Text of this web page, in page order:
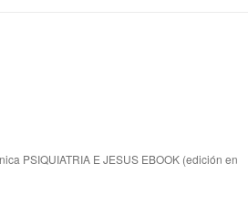
PSIQUIATRIA E JESUS EBOOK (edición en